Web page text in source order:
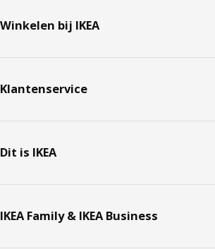
Winkelen bij IKEA
Klantenservice
Dit is IKEA
IKEA Family & IKEA Business